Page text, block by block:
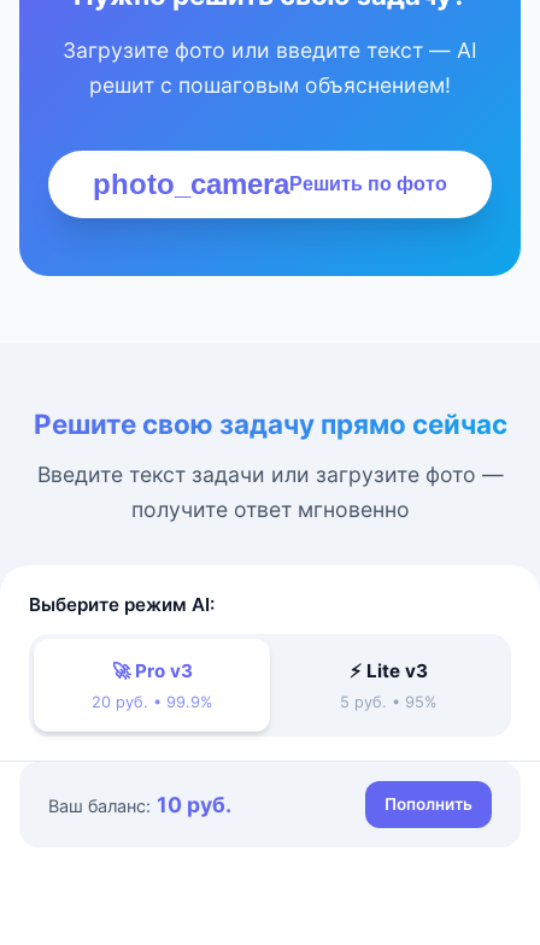
Загрузите фото или введите текст — AI
решит с пошаговым объяснением!
photo_cameraРешить по фото
Решите свою задачу прямо сейчас
Введите текст задачи или загрузите фото —
получите ответ мгновенно
Выберите режим AI:
🚀 Pro v3
20 руб. • 99.9%
⚡ Lite v3
5 руб. • 95%
Ваш баланс: 10 руб. Пополнить